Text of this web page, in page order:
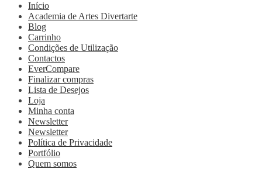
Início
Academia de Artes Divertarte
Blog
Carrinho
Condições de Utilização
Contactos
EverCompare
Finalizar compras
Lista de Desejos
Loja
Minha conta
Newsletter
Newsletter
Política de Privacidade
Portfólio
Quem somos